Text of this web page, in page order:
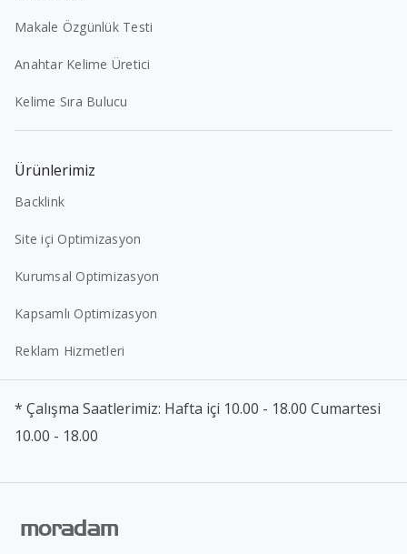
Makale Özgünlük Testi
Anahtar Kelime Üretici
Kelime Sıra Bulucu
Ürünlerimiz
Backlink
Site içi Optimizasyon
Kurumsal Optimizasyon
Kapsamlı Optimizasyon
Reklam Hizmetleri
* Çalışma Saatlerimiz: Hafta içi 10.00 - 18.00 Cumartesi
10.00 - 18.00